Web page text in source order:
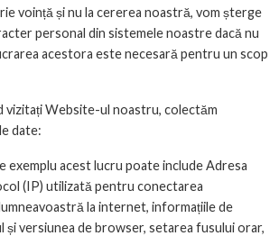
voință și nu la cererea noastră, vom șterge
personal din sistemele noastre dacă nu
acestora este necesară pentru un scop
vizitați Website-ul noastru, colectăm
date:
exemplu acest lucru poate include Adresa
(IP) utilizată pentru conectarea
la internet, informațiile de
și versiunea de browser, setarea fusului orar,